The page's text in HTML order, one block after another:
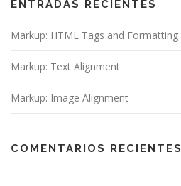
ENTRADAS RECIENTES
Markup: HTML Tags and Formatting
Markup: Text Alignment
Markup: Image Alignment
COMENTARIOS RECIENTES